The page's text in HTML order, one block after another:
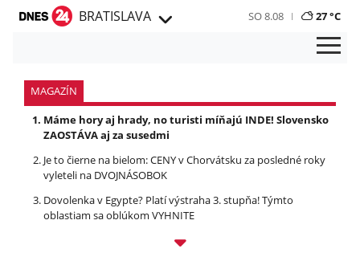
BRATISLAVA SO 8.08 27 °C
MAGAZÍN
Máme hory aj hrady, no turisti míňajú INDE! Slovensko
ZAOSTÁVA aj za susedmi
Je to čierne na bielom: CENY v Chorvátsku za posledné roky
vyleteli na DVOJNÁSOBOK
Dovolenka v Egypte? Platí výstraha 3. stupňa! Týmto
oblastiam sa oblúkom VYHNITE